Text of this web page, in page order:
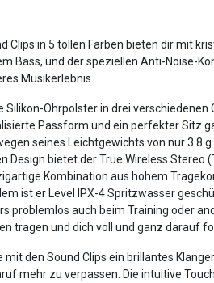
Clips in 5 tollen Farben bieten dir mit
Bass, und der speziellen Anti-Noise-
Musikerlebnis.
Silikon-Ohrpolster in drei verschiedenen
Passform und ein perfekter Sitz
seines Leichtgewichts von nur 3.8
Design bietet der True Wireless Stereo
Kombination aus hohem
ist er Level IPX-4 Spritzwasser
problemlos auch beim Training oder
tragen und dich voll und ganz darauf
mit den Sound Clips ein brillantes
mehr zu verpassen. Die intuitive